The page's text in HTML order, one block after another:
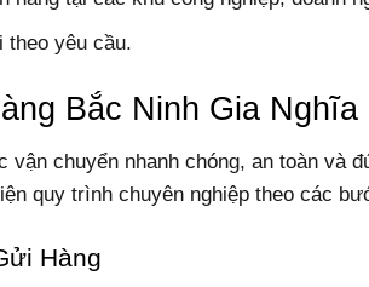
theo yêu cầu.
Bắc Ninh Gia Nghĩa
vận chuyển nhanh chóng, an toàn và
quy trình chuyên nghiệp theo các
Hàng